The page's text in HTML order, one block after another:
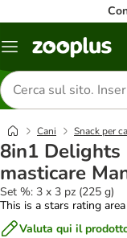
Overview
Cerca
prodotti
Cani Snack per
8in1 Delights
masticare
Set %: 3 x 3 pz (225 g)
This is a stars rating
Valuta qui il